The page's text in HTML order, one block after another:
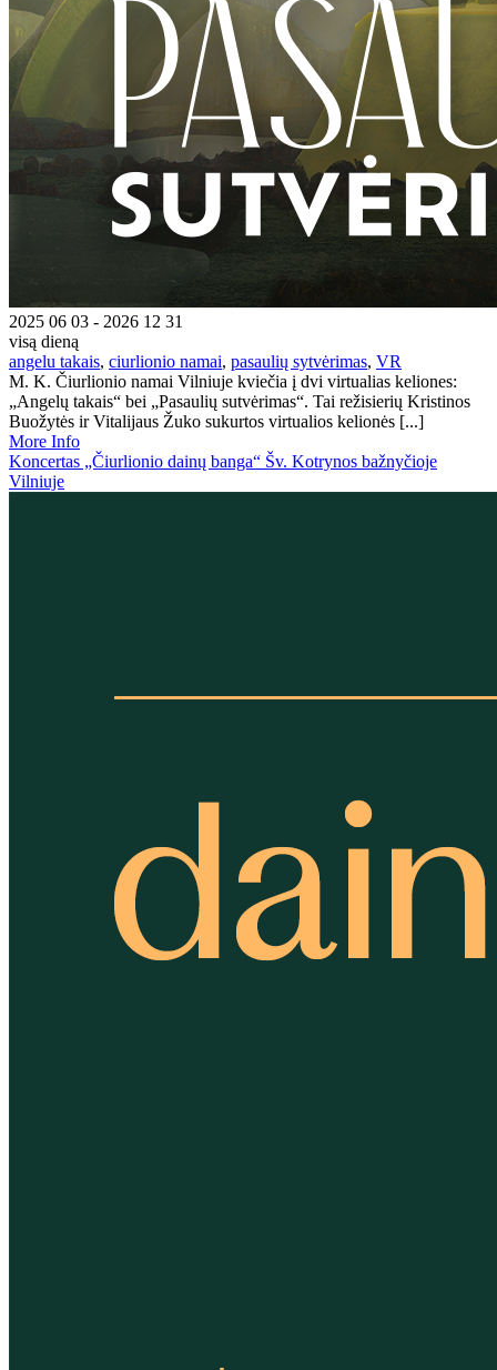
2025 06 03 - 2026 12 31
visą dieną
angelu takais, ciurlionio namai, pasaulių sytvėrimas, VR
M. K. Čiurlionio namai Vilniuje kviečia į dvi virtualias keliones:
„Angelų takais“ bei „Pasaulių sutvėrimas“. Tai režisierių Kristinos
Buožytės ir Vitalijaus Žuko sukurtos virtualios kelionės [...]
More Info
Koncertas „Čiurlionio dainų banga“ Šv. Kotrynos bažnyčioje
Vilniuje